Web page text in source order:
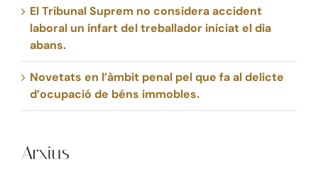
El Tribunal Suprem no considera accident
laboral un infart del treballador iniciat el dia
abans.
Novetats en l’àmbit penal pel que fa al delicte
d’ocupació de béns immobles.
Arxius